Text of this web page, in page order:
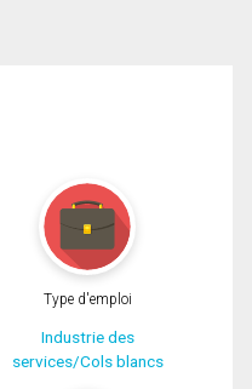
Type d'emploi
Industrie des
services/Cols blancs